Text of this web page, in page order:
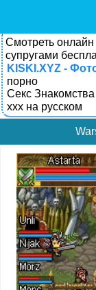
Смотреть онлайн
супругами
KISKI.XYZ -
порно
Секс
xxx на русском